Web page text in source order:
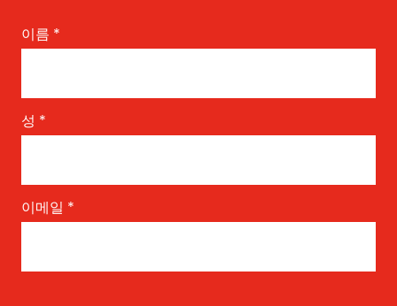
이름 *
성 *
이메일 *